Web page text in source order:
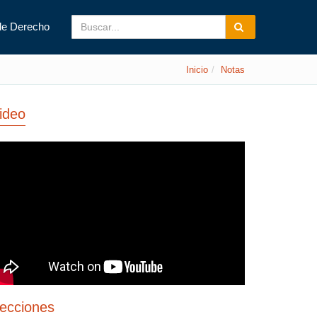
Derecho
Inicio Notas